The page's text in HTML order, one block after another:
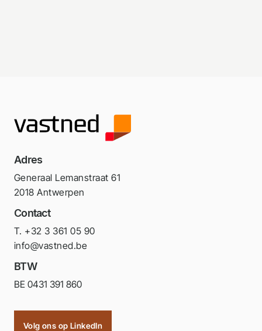
Adres
Generaal Lemanstraat 61
2018 Antwerpen
Contact
T. +32 3 361 05 90
info@vastned.be
BTW
BE 0431 391 860
Volg ons op LinkedIn